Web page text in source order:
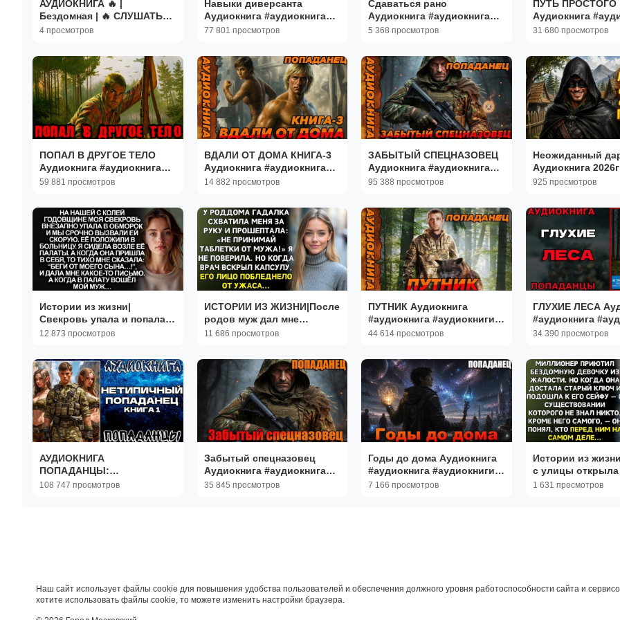
АУДИОКНИГА 🔥 |
Бездомная | 🔥 СЛУШАТЬ
ОНЛАЙН | КНИГА - ЧАСТЬ 3
4 просмотров
Навыки диверсанта
Аудиокнига #аудиокнига
#аудиокниги #попаданец
77 801 просмотров
Сдаваться рано
Аудиокнига #аудиокнига
#аудиокниги #попаданец
5 368 просмотров
ПУТЬ ПРОСТОГО
Аудиокнига
#аудиокниги
31 680 просмотров
ПОПАЛ В ДРУГОЕ ТЕЛО
Аудиокнига #аудиокнига
#аудиокниги #попаданец
59 881 просмотров
ВДАЛИ ОТ ДОМА КНИГА-3
Аудиокнига #аудиокнига
#аудиокниги #попаданец
14 882 просмотров
ЗАБЫТЫЙ СПЕЦНАЗОВЕЦ
Аудиокнига #аудиокнига
#аудиокниги #попаданец
95 388 просмотров
Неожиданный
Аудиокнига 2026г
#аудиокнига
925 просмотров
Истории из жизни|
Свекровь упала и попала в
больницу|Аудиорассказы|
12 873 просмотров
ИСТОРИИ ИЗ ЖИЗНИ|После
родов муж дал мне
витамины|РЕАЛЬНЫЕ
11 686 просмотров
ПУТНИК Аудиокнига
#аудиокнига #аудиокниги
#попаданец #попаданцы
44 614 просмотров
ГЛУХИЕ ЛЕСА
#аудиокнига
#попаданец
34 390 просмотров
АУДИОКНИГА
ПОПАДАНЦЫ:
НЕТИПИЧНЫЙ
108 747 просмотров
Забытый спецназовец
Аудиокнига #аудиокнига
#аудиокниги #попаданец
35 845 просмотров
Годы до дома Аудиокнига
#аудиокнига #аудиокниги
#попаданец #попаданцы
7 166 просмотров
Истории из
с улицы
доме
1 631 просмотров
Наш сайт использует файлы cookie для повышения удобства пользователей и обеспечения должного уровня работоспособности сайта и
хотите использовать файлы cookie, то можете изменить настройки браузера.